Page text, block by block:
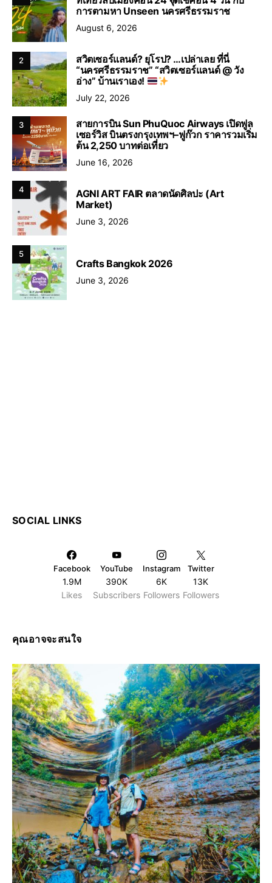
การตามหา Unseen นครศรีธรรมราช
August 6, 2026
2
สวิตเซอร์แลนด์? ยุโรป? …เปล่าเลย ที่นี่
“นครศรีธรรมราช” “สวิตเซอร์แลนด์ @ วัง
อ่าง” บ้านเราเอง!
July 22, 2026
3
สายการบิน Sun PhuQuoc Airways เปิดฟูล
เซอร์วิส บินตรงกรุงเทพฯ–ฟูก๊วก ราคารวมเริ่ม
ต้น 2,250 บาทต่อเที่ยว
June 16, 2026
4
AGNI ART FAIR ตลาดนัดศิลปะ (Art
Market)
June 3, 2026
5
Crafts Bangkok 2026
June 3, 2026
SOCIAL LINKS
Facebook
1.9M
Likes
YouTube
390K
Subscribers
Instagram
6K
Followers
Twitter
13K
Followers
คุณอาจจะสนใจ